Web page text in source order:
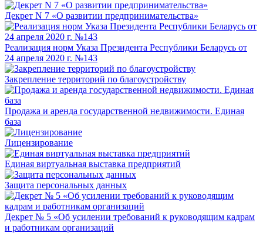
Декрет N 7 «О развитии предпринимательства»
Реализация норм Указа Президента Республики Беларусь от
24 апреля 2020 г. №143
Закрепление территорий по благоустройству
Продажа и аренда государственной недвижимости. Единая
база
Лицензирование
Единая виртуальная выставка предприятий
Защита персональных данных
Декрет № 5 «Об усилении требований к руководящим кадрам
и работникам организаций